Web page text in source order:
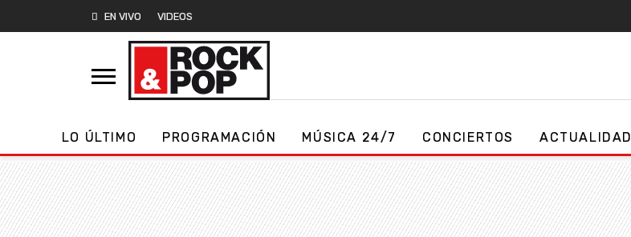
EN VIVO VIDEOS
LO ÚLTIMO PROGRAMACIÓN MÚSICA 24/7 CONCIERTOS ACTUALIDAD